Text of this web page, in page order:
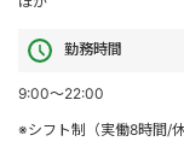
勤務時間
9:00～22:00
※シフト制（実働8時間/休